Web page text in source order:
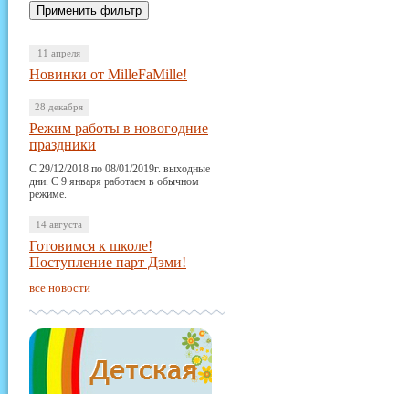
11 апреля
Новинки от MilleFaMille!
28 декабря
Режим работы в новогодние
праздники
С 29/12/2018 по 08/01/2019г. выходные
дни. С 9 января работаем в обычном
режиме.
14 августа
Готовимся к школе!
Поступление парт Дэми!
все новости